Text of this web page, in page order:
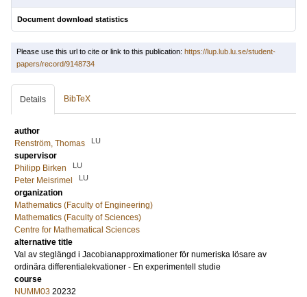
Document download statistics
Please use this url to cite or link to this publication: https://lup.lub.lu.se/student-
papers/record/9148734
Details BibTeX
author
Renström, Thomas
LU
supervisor
Philipp Birken
LU
Peter Meisrimel LU
organization
Mathematics (Faculty of Engineering)
Mathematics (Faculty of Sciences)
Centre for Mathematical Sciences
alternative title
Val av steglängd i Jacobianapproximationer för numeriska lösare av
ordinära differentialekvationer - En experimentell studie
course
NUMM03 20232